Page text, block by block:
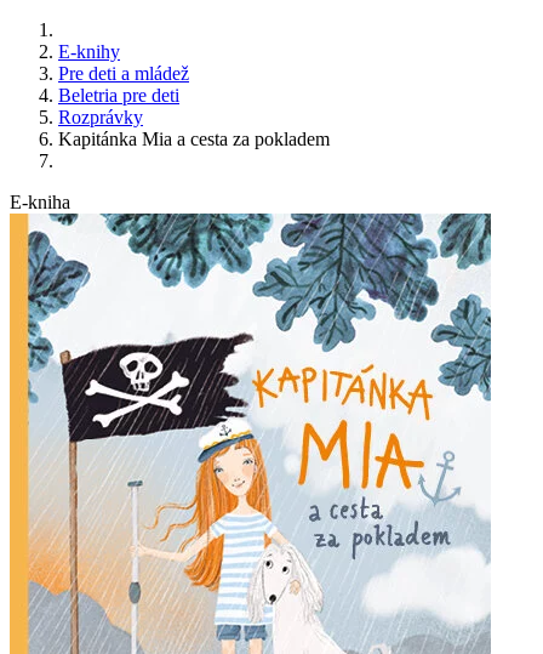
E-knihy
Pre deti a mládež
Beletria pre deti
Rozprávky
Kapitánka Mia a cesta za pokladem
E-kniha